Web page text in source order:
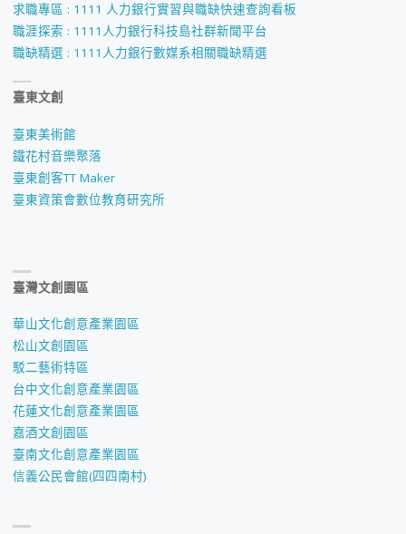
求職專區 : 1111 人力銀行實習與職缺快速查詢看板
職涯探索 : 1111人力銀行科技島社群新聞平台
職缺精選 : 1111人力銀行數媒系相關職缺精選
臺東文創
臺東美術館
鐵花村音樂聚落
臺東創客TT Maker
臺東資策會數位教育研究所
臺灣文創園區
華山文化創意產業園區
松山文創園區
駁二藝術特區
台中文化創意產業園區
花蓮文化創意產業園區
嘉酒文創園區
臺南文化創意產業園區
信義公民會館(四四南村)